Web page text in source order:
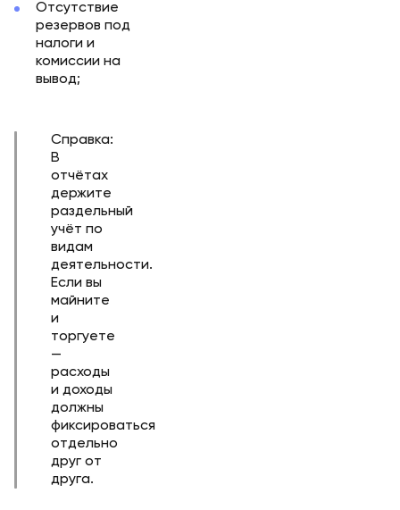
Отсутствие
резервов под
налоги и
комиссии на
вывод;
Справка:
В
отчётах
держите
раздельный
учёт по
видам
деятельности.
Если вы
майните
и
торгуете
—
расходы
и доходы
должны
фиксироваться
отдельно
друг от
друга.